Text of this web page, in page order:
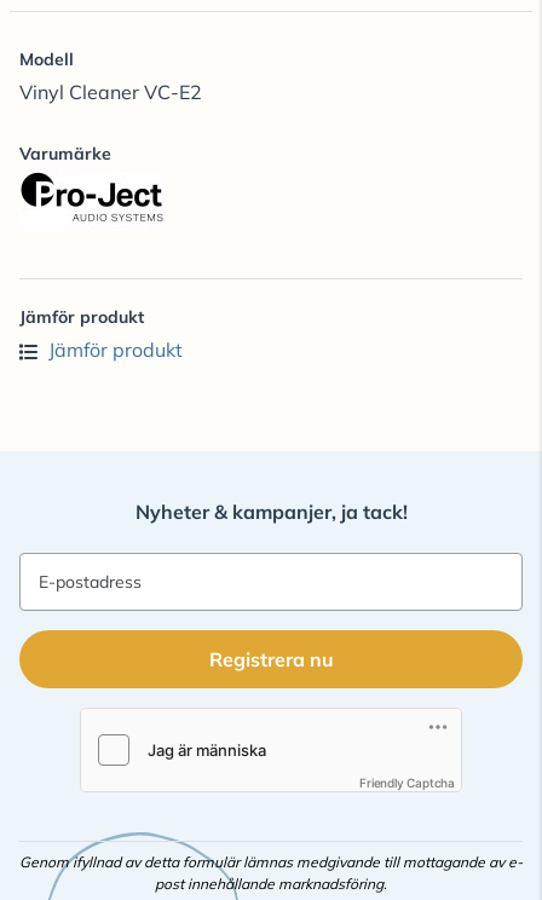
Modell
Vinyl Cleaner VC-E2
Varumärke
Jämför produkt
Jämför produkt
Nyheter & kampanjer, ja tack!
E-postadress
Registrera nu
Friendly Captcha
Genom ifyllnad av detta formulär lämnas medgivande till mottagande av e-
post innehållande marknadsföring.